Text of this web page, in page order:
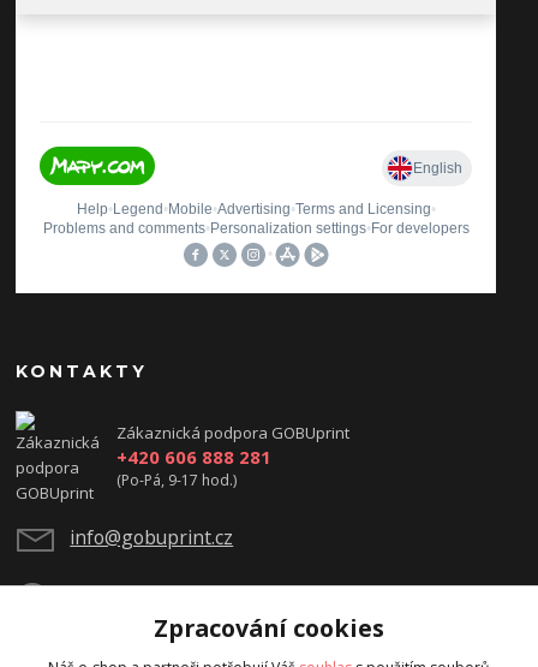
KONTAKTY
Zákaznická podpora GOBUprint
+420 606 888 281
(Po-Pá, 9-17 hod.)
info@gobuprint.cz
Zpracování cookies